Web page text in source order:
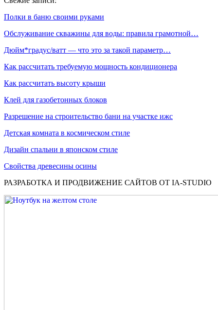
Полки в баню своими руками
Обслуживание скважины для воды: правила грамотной…
Дюйм*градус/ватт — что это за такой параметр…
Как рассчитать требуемую мощность кондиционера
Как рассчитать высоту крыши
Клей для газобетонных блоков
Разрешение на строительство бани на участке ижс
Детская комната в космическом стиле
Дизайн спальни в японском стиле
Свойства древесины осины
РАЗРАБОТКА И ПРОДВИЖЕНИЕ САЙТОВ ОТ IA-STUDIO